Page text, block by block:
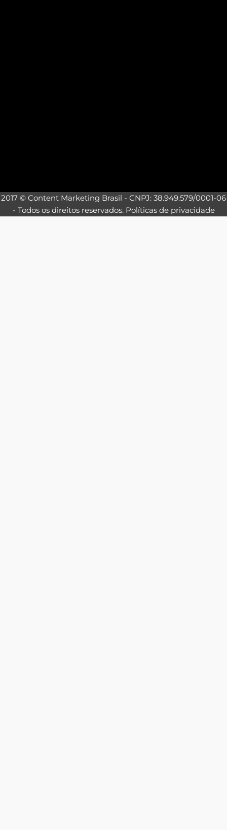
2017 © Content Marketing Brasil - CNPJ: 38.949.579/0001-06
- Todos os direitos reservados. Políticas de privacidade